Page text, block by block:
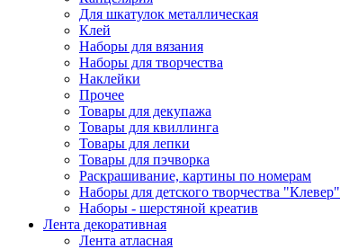
Для шкатулок металлическая
Клей
Наборы для вязания
Наборы для творчества
Наклейки
Прочее
Товары для декупажа
Товары для квиллинга
Товары для лепки
Товары для пэчворка
Раскрашивание, картины по номерам
Наборы для детского творчества "Клевер"
Наборы - шерстяной креатив
Лента декоративная
Лента атласная